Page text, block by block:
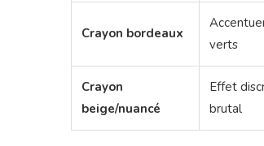
Crayon bordeaux
verts
Crayon
beige/nuancé
Effet
brutal